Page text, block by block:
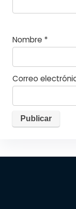
Nombre *
Correo